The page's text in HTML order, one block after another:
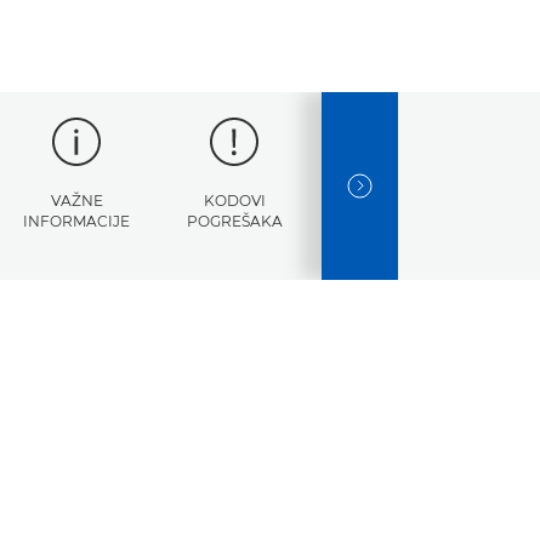
VAŽNE
INFORMACIJE
KODOVI
POGREŠAKA
TEHNIČKI
NEXT SLIDE